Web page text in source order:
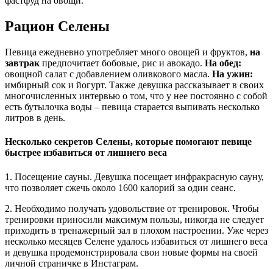
Рацион Селены
Певица ежедневно употребляет много овощей и фруктов, на
завтрак предпочитает бобовые, рис и авокадо. На обед:
овощной салат с добавлением оливкового масла. На ужин:
имбирный сок и йогурт. Также девушка рассказывает в своих
многочисленных интервью о том, что у нее постоянно с собой
есть бутылочка воды – певица старается выпивать несколько
литров в день.
Несколько секретов Селены, которые помогают певице
быстрее избавиться от лишнего веса
1. Посещение сауны. Девушка посещает инфракрасную сауну,
что позволяет сжечь около 1600 калорий за один сеанс.
2. Необходимо получать удовольствие от тренировок. Чтобы
тренировки приносили максимум пользы, никогда не следует
приходить в тренажерный зал в плохом настроении. Уже через
несколько месяцев Селене удалось избавиться от лишнего веса
и девушка продемонстрировала свои новые формы на своей
личной страничке в Инстаграм.